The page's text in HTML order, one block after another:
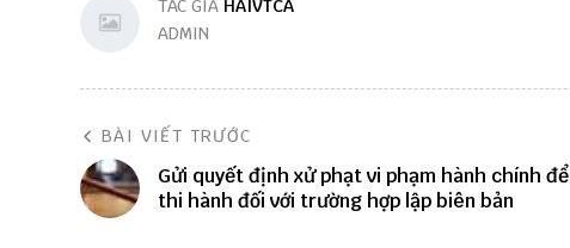
TÁC GIẢ HAIVTCA
ADMIN
BÀI VIẾT TRƯỚC
Gửi quyết định xử phạt vi phạm hành chính để
thi hành đối với trường hợp lập biên bản